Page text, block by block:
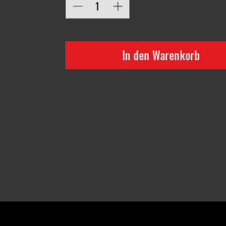
In den Warenkorb